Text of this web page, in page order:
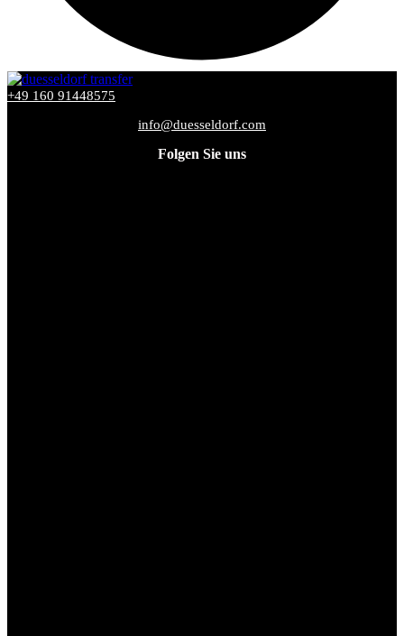
+49 160 91448575
info@duesseldorf.com
Folgen Sie uns